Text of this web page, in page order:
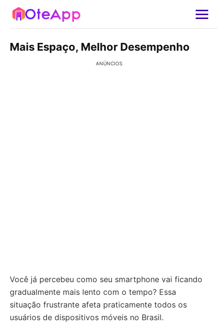
Mais Espaço, Melhor Desempenho
ANÚNCIOS
Você já percebeu como seu smartphone vai ficando
gradualmente mais lento com o tempo? Essa
situação frustrante afeta praticamente todos os
usuários de dispositivos móveis no Brasil.